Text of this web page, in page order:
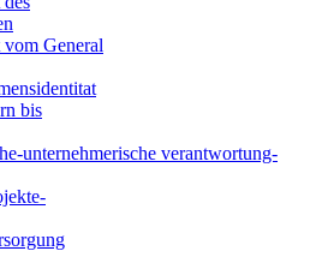
General
bis
unternehmerische verantwortung-